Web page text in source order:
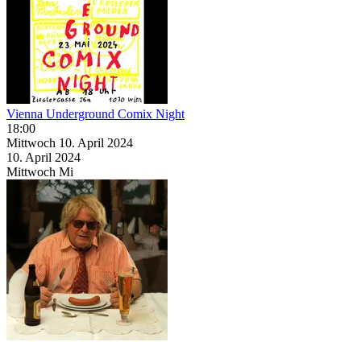
Vienna Underground Comix Night
18:00
Mittwoch 10. April 2024
10. April 2024
Mittwoch Mi